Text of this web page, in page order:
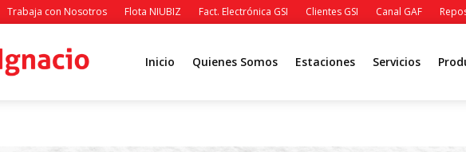
Trabaja con Nosotros Flota NIUBIZ Fact. Electrónica GSI Clientes GSI Canal GAF
Inicio Quienes Somos Estaciones Servicios